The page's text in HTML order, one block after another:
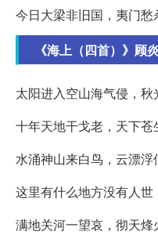
今日大梁非旧国，夷门愁
《海上（四首）》顾
太阳进入空山海气侵，秋
十年天地干戈老，天下苍
水涌神山来白鸟，云漂浮
这里有什么地方没有人世
满地关河一望哀，彻天烽